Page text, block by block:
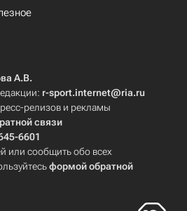
А.В.
r-sport.internet@ria.ru
релизов и рекламы
связи
6601
или сообщить обо всех
формой обратной